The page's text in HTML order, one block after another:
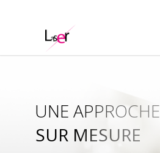
SUR MESURE
UNE APPROCHE